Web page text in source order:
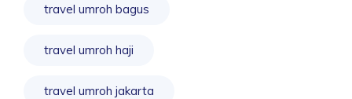
travel umroh bagus
travel umroh haji
travel umroh jakarta